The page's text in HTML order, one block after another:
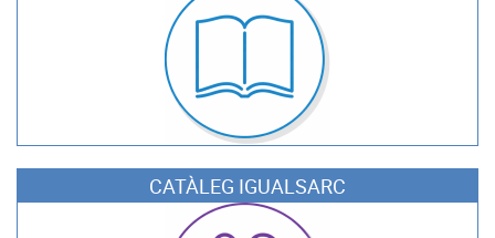
CATÀLEG IGUALSARC